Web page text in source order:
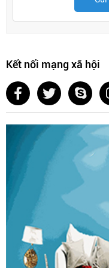
Chuẩn bị
Bước 2: Tháo bản lề
Sau khi có đầy
bản lề cũ đã hư
tua vít vặn tất cả
đồng hồ.
Dùng giấy ráp
được nhẵn mịn.
Bước 3:
Khoan lỗ âm
Khác với bản lề lá,
cách mỗi bên cánh tủ
tủ. Nếu cánh tủ đã có
Kết nối mạng xã hội